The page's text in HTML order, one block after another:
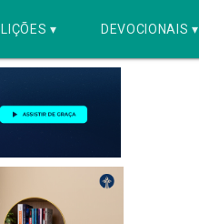
LIÇÕES ▾ DEVOCIONAIS ▾